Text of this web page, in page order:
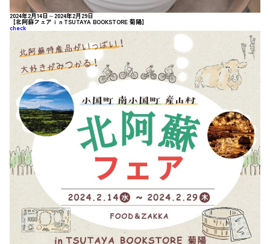
2024年2月14日～2024年2月29日
【北阿蘇フェアｉｎTSUTAYA BOOKSTORE 菊陽】
check